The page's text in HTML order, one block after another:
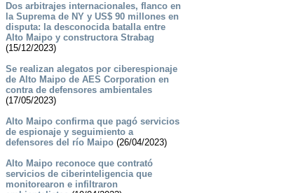
Dos arbitrajes internacionales, flanco en
la Suprema de NY y US$ 90 millones en
disputa: la desconocida batalla entre
Alto Maipo y constructora Strabag
(15/12/2023)
Se realizan alegatos por ciberespionaje
de Alto Maipo de AES Corporation en
contra de defensores ambientales
(17/05/2023)
Alto Maipo confirma que pagó servicios
de espionaje y seguimiento a
defensores del río Maipo(26/04/2023)
Alto Maipo reconoce que contrató
servicios de ciberinteligencia que
monitorearon e infiltraron